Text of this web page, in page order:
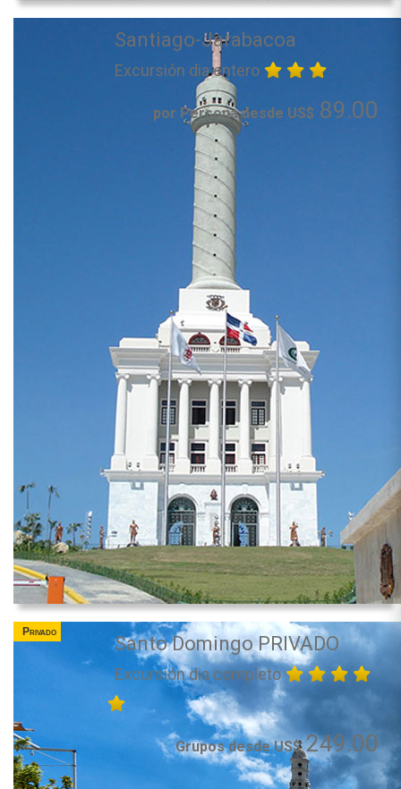
Santiago-Jarabacoa
Excursión dia entero
por Persona desde US$ 89.00
Privado
Santo Domingo PRIVADO
Excursión dia completo
Grupos desde US$249.00